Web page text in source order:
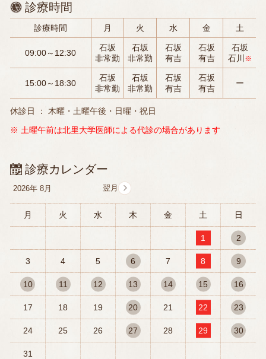
診療時間
診療時間 月 火 水 金 土
09:00～12:30
石坂
非常勤
石坂
非常勤
石坂
有吉
石坂
有吉
石坂
石川 ※
15:00～18:30
石坂
非常勤
石坂
非常勤
石坂
有吉
石坂
有吉
ー
休診日 ： 木曜・土曜午後・日曜・祝日
※ 土曜午前は北里大学医師による代診の場合があります
診療カレンダー
2026年 8月
月 火 水 木 金 土 日
1 2
3 4 5 6 7 8 9
10 11 12 13 14 15 16
17 18 19 20 21 22 23
24 25 26 27 28 29 30
31